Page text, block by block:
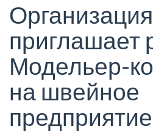
Организация
приглашает
Модельер-
на швейное